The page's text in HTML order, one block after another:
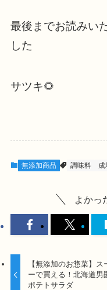
最後までお読みい
した
サツキ🌻
無添加商品 調味料 成
よかっ
【無添加のお惣菜】ス
ーで買える！北海道男
ポテトサラダ